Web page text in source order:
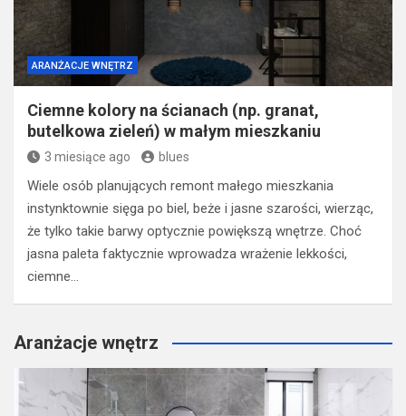
ARANŻACJE WNĘTRZ
Ciemne kolory na ścianach (np. granat,
butelkowa zieleń) w małym mieszkaniu
3 miesiące ago blues
Wiele osób planujących remont małego mieszkania
instynktownie sięga po biel, beże i jasne szarości, wierząc,
że tylko takie barwy optycznie powiększą wnętrze. Choć
jasna paleta faktycznie wprowadza wrażenie lekkości,
ciemne…
Aranżacje wnętrz